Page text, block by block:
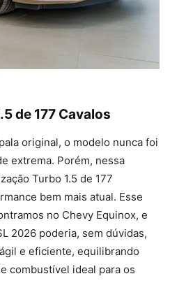
de 177 Cavalos
original, o modelo nunca foi
extrema. Porém, nessa
Turbo 1.5 de 177
bem mais atual. Esse
no Chevy Equinox, e
2026 poderia, sem dúvidas,
e eficiente, equilibrando
combustível ideal para os